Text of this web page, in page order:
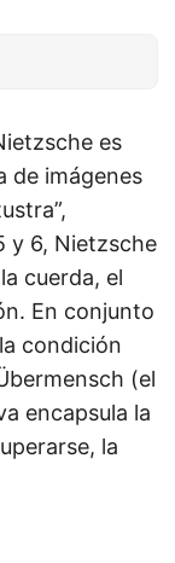
es
de imágenes
y 6, Nietzsche
cuerda, el
En conjunto
condición
(el
encapsula la
la